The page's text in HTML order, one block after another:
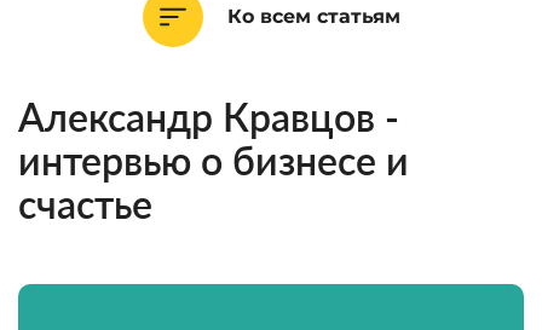
Ко всем статьям
Александр Кравцов -
интервью о бизнесе и
счастье